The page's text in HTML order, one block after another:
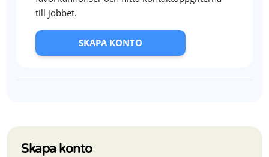
till jobbet.
SKAPA KONTO
Skapa konto